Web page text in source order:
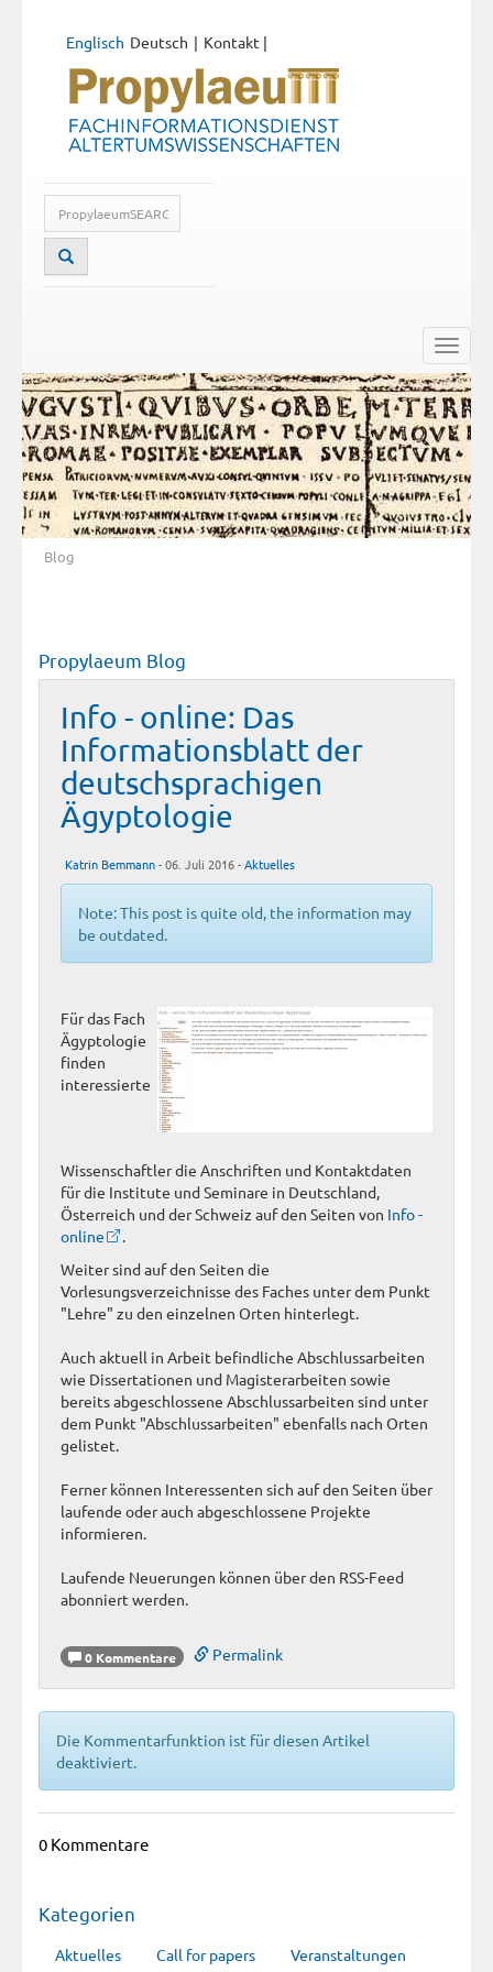
Deutsch
Englisch Kontakt |
Toggle
Blog
Propylaeum Blog
Info - online: Das
Informationsblatt der
deutschsprachigen
Ägyptologie
Katrin Bemmann- 06. Juli 2016 -Aktuelles
Note: This post is quite old, the information may
be outdated.
Für das Fach
Ägyptologie
finden
interessierte
Wissenschaftler die Anschriften und Kontaktdaten
für die Institute und Seminare in Deutschland,
Österreich und der Schweiz auf den Seiten von Info -
online
.
Weiter sind auf den Seiten die
Vorlesungsverzeichnisse des Faches unter dem Punkt
"Lehre" zu den einzelnen Orten hinterlegt.
Auch aktuell in Arbeit befindliche Abschlussarbeiten
wie Dissertationen und Magisterarbeiten sowie
bereits abgeschlossene Abschlussarbeiten sind unter
dem Punkt "Abschlussarbeiten" ebenfalls nach Orten
gelistet.
Ferner können Interessenten sich auf den Seiten über
laufende oder auch abgeschlossene Projekte
informieren.
Laufende Neuerungen können über den RSS-Feed
abonniert werden.
0 Kommentare Permalink
Die Kommentarfunktion ist für diesen Artikel
deaktiviert.
0 Kommentare
Kategorien
Aktuelles Call for papers Veranstaltungen